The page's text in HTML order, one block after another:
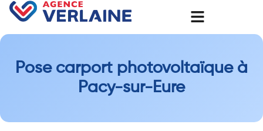
Pose carport photovoltaïque à
Pacy-sur-Eure